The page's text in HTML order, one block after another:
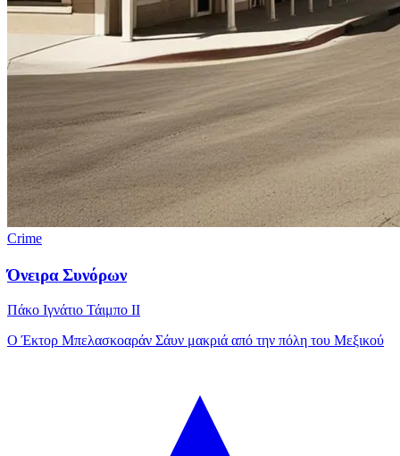
Crime
Όνειρα Συνόρων
Πάκο Ιγνάτιο Τάιμπο ΙΙ
Ο Έκτορ Μπελασκοαράν Σάυν μακριά από την πόλη του Μεξικού